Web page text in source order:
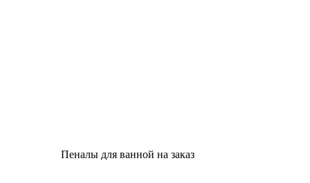
Пеналы для ванной на заказ